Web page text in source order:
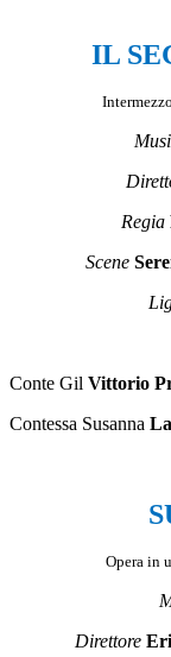
IL
Regia
Scene
Conte Gil Vittorio
Contessa Susanna
Opera in
Direttore